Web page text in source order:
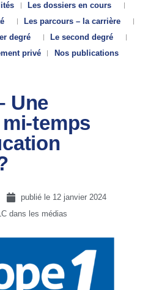
Les dossiers en cours
Les parcours – la carrière
degré
Le second degré
privé Nos publications
Une
temps
publié le 12 janvier 2024
dans les médias